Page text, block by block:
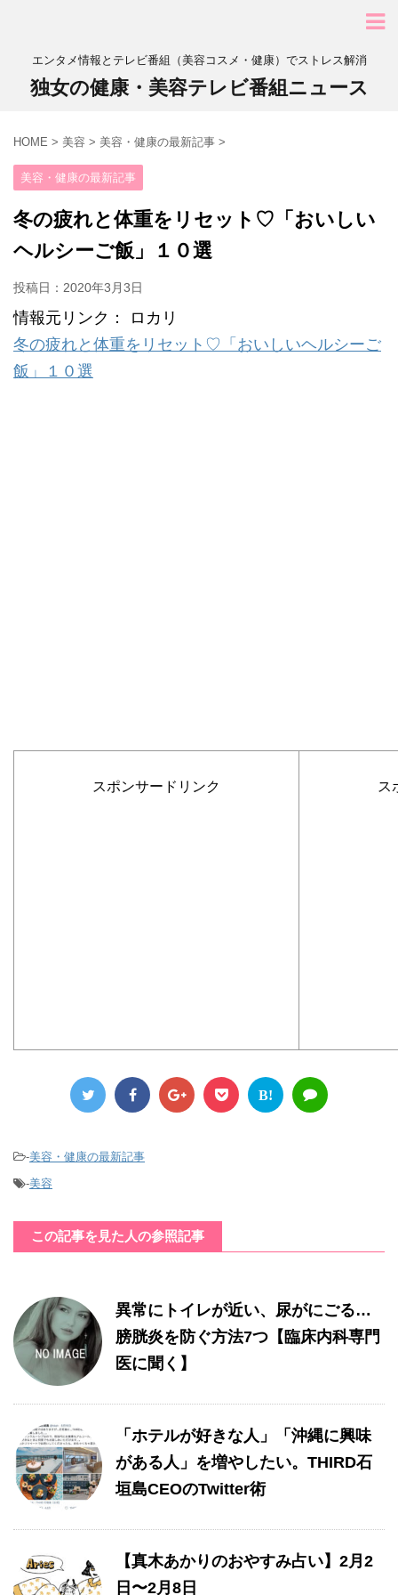
エンタメ情報とテレビ番組（美容コスメ・健康）でストレス解消
独女の健康・美容テレビ番組ニュース
HOME > 美容 > 美容・健康の最新記事 >
美容・健康の最新記事
冬の疲れと体重をリセット♡「おいしい
ヘルシーご飯」１０選
投稿日： 2020年3月3日
情報元リンク： ロカリ
冬の疲れと体重をリセット♡「おいしいヘルシーご
飯」１０選
スポンサードリンク ス
B!
-美容・健康の最新記事
-美容
この記事を見た人の参照記事
異常にトイレが近い、尿がにごる…
膀胱炎を防ぐ方法7つ【臨床内科専門
医に聞く】
「ホテルが好きな人」「沖縄に興味
がある人」を増やしたい。THIRD石
垣島CEOのTwitter術
【真木あかりのおやすみ占い】2月2
日〜2月8日